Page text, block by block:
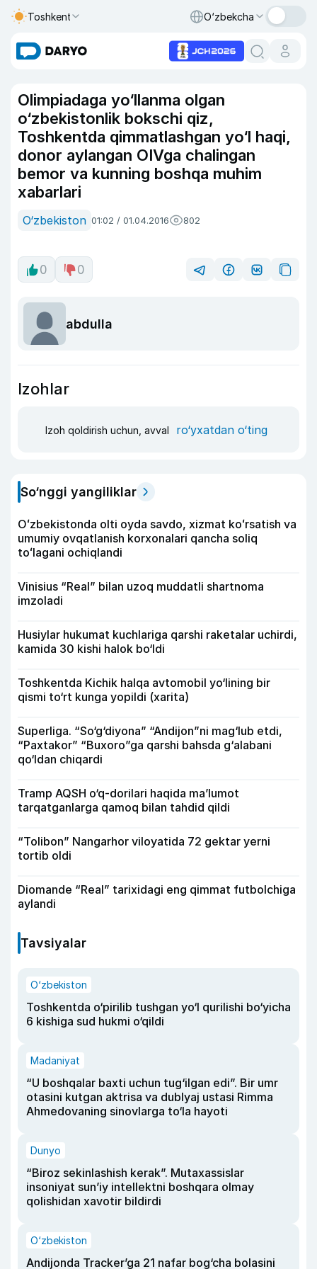
Toshkent O‘zbekcha
Olimpiadaga yo‘llanma olgan
o‘zbekistonlik bokschi qiz,
Toshkentda qimmatlashgan yo‘l haqi,
donor aylangan OIVga chalingan
bemor va kunning boshqa muhim
xabarlari
O‘zbekiston 01:02 / 01.04.2016 802
0 0
abdulla
Izohlar
Izoh qoldirish uchun, avval ro‘yxatdan o‘ting
So‘nggi yangiliklar
Oʻzbekistonda olti oyda savdo, xizmat koʻrsatish va
umumiy ovqatlanish korxonalari qancha soliq
toʻlagani ochiqlandi
Vinisius “Real” bilan uzoq muddatli shartnoma
imzoladi
Husiylar hukumat kuchlariga qarshi raketalar uchirdi,
kamida 30 kishi halok bo‘ldi
Toshkentda Kichik halqa avtomobil yo‘lining bir
qismi to‘rt kunga yopildi (xarita)
Superliga. “So‘g‘diyona” “Andijon”ni mag‘lub etdi,
“Paxtakor” “Buxoro”ga qarshi bahsda g‘alabani
qo‘ldan chiqardi
Tramp AQSH o‘q-dorilari haqida ma’lumot
tarqatganlarga qamoq bilan tahdid qildi
“Tolibon” Nangarhor viloyatida 72 gektar yerni
tortib oldi
Diomande “Real” tarixidagi eng qimmat futbolchiga
aylandi
Tavsiyalar
O‘zbekiston
Toshkentda o‘pirilib tushgan yo‘l qurilishi bo‘yicha
6 kishiga sud hukmi o‘qildi
Madaniyat
“U boshqalar baxti uchun tug‘ilgan edi”. Bir umr
otasini kutgan aktrisa va dublyaj ustasi Rimma
Ahmedovaning sinovlarga to‘la hayoti
Dunyo
“Biroz sekinlashish kerak”. Mutaxassislar
insoniyat sun’iy intellektni boshqara olmay
qolishidan xavotir bildirdi
O‘zbekiston
Andijonda Tracker’ga 21 nafar bog‘cha bolasini